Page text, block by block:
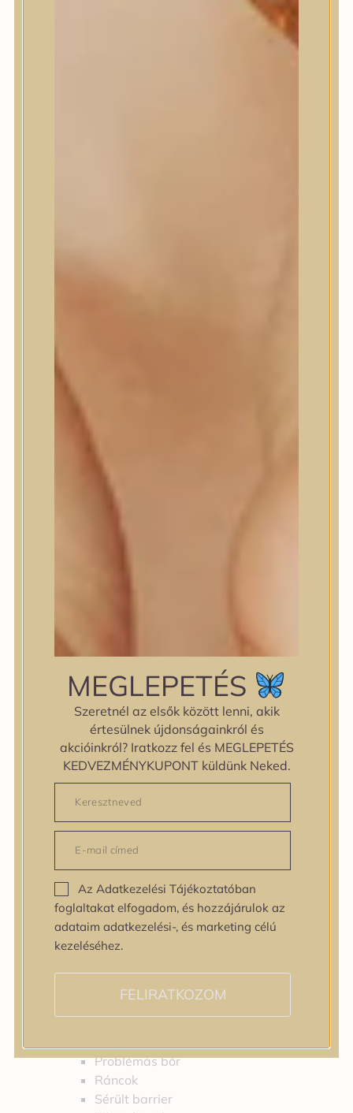
Skin&Lab
SKIN1004
Sungboon Editor
The Plant Base
YUNJAC
Bőrállapot
Bőrállapot
Bőrtípus
Bőrtípus
Kombinált
Száraz
Bőrprobléma
Bőrprobléma
Bőrpír
Dehidratált bőr
Egyenetlen bőrtextúra
Egyenetlen tónus
Érett bőr
Fakóság
Feszességvesztés
Problémás bőr
Ráncok
Sérült barrier
MEGLEPETÉS
Szeretnél az elsők között lenni, akik
értesülnek újdonságainkról és
akcióinkról? Iratkozz fel és MEGLEPETÉS
KEDVEZMÉNYKUPONT küldünk Neked.
Az Adatkezelési Tájékoztatóban
foglaltakat elfogadom, és hozzájárulok az
adataim adatkezelési-, és marketing célú
kezeléséhez.
FELIRATKOZOM